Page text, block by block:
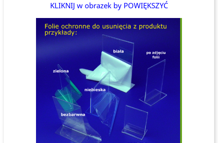
KLIKNIJ w obrazek by POWIĘKSZYĆ